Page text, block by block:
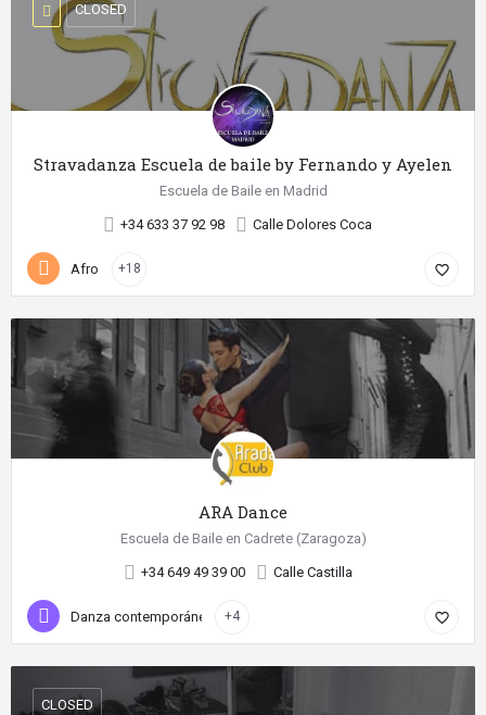
Stravadanza Escuela de baile by Fernando y Ayelen
Escuela de Baile en Madrid
+34 633 37 92 98 Calle Dolores Coca
CLOSED
Afro +18 favorite_border
ARA Dance
Escuela de Baile en Cadrete (Zaragoza)
+34 649 49 39 00 Calle Castilla
Danza contemporánea +4 favorite_border
CLOSED